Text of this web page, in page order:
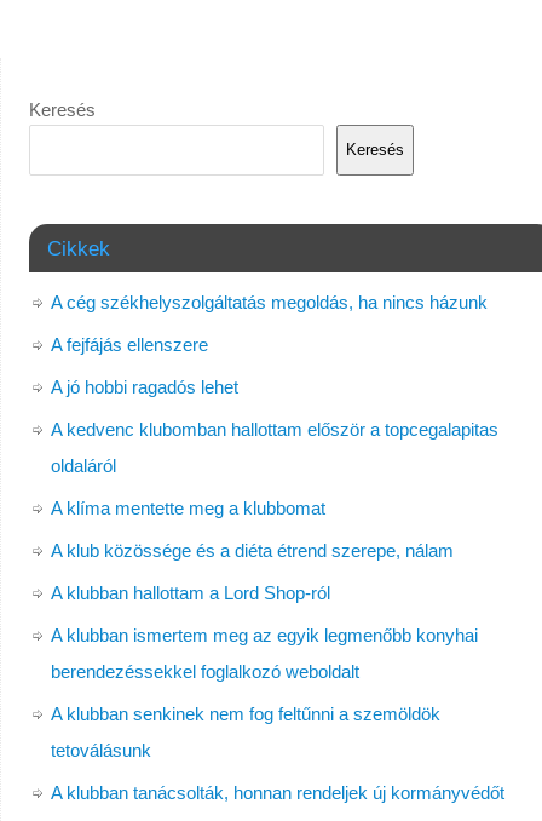
Keresés
Keresés
Cikkek
A cég székhelyszolgáltatás megoldás, ha nincs házunk
A fejfájás ellenszere
A jó hobbi ragadós lehet
A kedvenc klubomban hallottam először a topcegalapitas
oldaláról
A klíma mentette meg a klubbomat
A klub közössége és a diéta étrend szerepe, nálam
A klubban hallottam a Lord Shop-ról
A klubban ismertem meg az egyik legmenőbb konyhai
berendezéssekkel foglalkozó weboldalt
A klubban senkinek nem fog feltűnni a szemöldök
tetoválásunk
A klubban tanácsolták, honnan rendeljek új kormányvédőt